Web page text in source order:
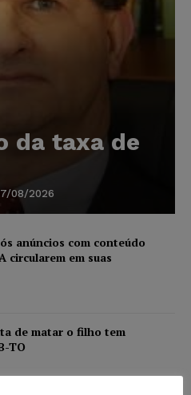
da taxa de
08/2026
anúncios com conteúdo
circularem em suas
de matar o filho tem
TO